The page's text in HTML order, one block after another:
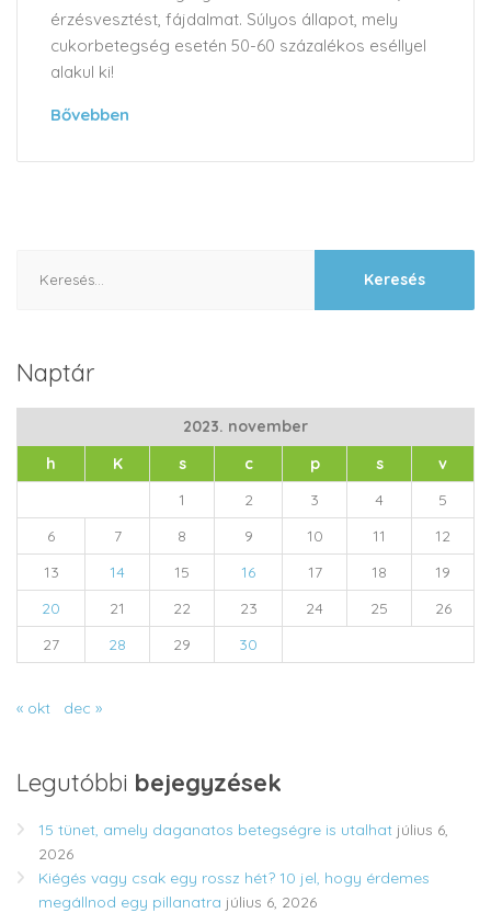
érzésvesztést, fájdalmat. Súlyos állapot, mely
cukorbetegség esetén 50-60 százalékos eséllyel
alakul ki!
Bővebben
Naptár
2023. november
h
K s c p s
v
1
2 3 4
5
6
7 8 9 10 11
12
13
14 15 16 17 18
19
20
21 22 23 24 25
26
27
28 29 30
« okt dec »
Legutóbbi bejegyzések
15 tünet, amely daganatos betegségre is utalhat július 6,
2026
Kiégés vagy csak egy rossz hét? 10 jel, hogy érdemes
megállnod egy pillanatra július 6, 2026